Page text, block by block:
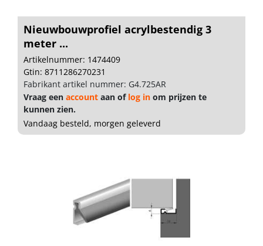
Nieuwbouwprofiel acrylbestendig 3
meter ...
Artikelnummer: 1474409
Gtin: 8711286270231
Fabrikant artikel nummer: G4.725AR
Vraag een account aan of log in om prijzen te
kunnen zien.
Vandaag besteld, morgen geleverd